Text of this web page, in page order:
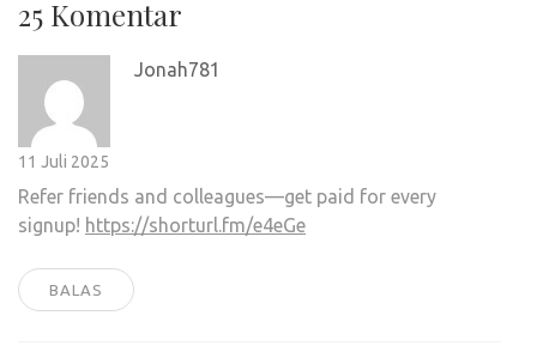
25 Komentar
Jonah781
11 Juli 2025
Refer friends and colleagues—get paid for every
signup! https://shorturl.fm/e4eGe
BALAS